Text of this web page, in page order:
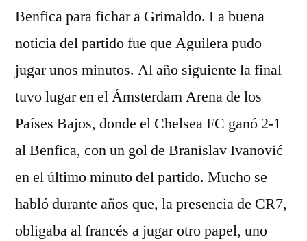
Benfica para fichar a Grimaldo. La buena
noticia del partido fue que Aguilera pudo
jugar unos minutos. Al año siguiente la final
tuvo lugar en el Ámsterdam Arena de los
Países Bajos, donde el Chelsea FC ganó 2-1
al Benfica, con un gol de Branislav Ivanović
en el último minuto del partido. Mucho se
habló durante años que, la presencia de CR7,
obligaba al francés a jugar otro papel, uno